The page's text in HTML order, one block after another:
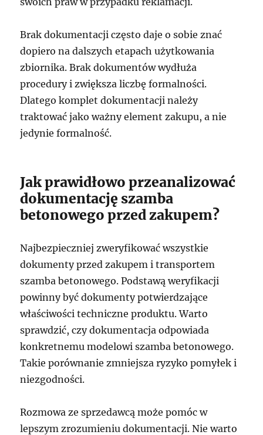
Brak dokumentacji często daje o sobie znać
dopiero na dalszych etapach użytkowania
zbiornika. Brak dokumentów wydłuża
procedury i zwiększa liczbę formalności.
Dlatego komplet dokumentacji należy
traktować jako ważny element zakupu, a nie
jedynie formalność.
Jak prawidłowo przeanalizować
dokumentację szamba
betonowego przed zakupem?
Najbezpieczniej zweryfikować wszystkie
dokumenty przed zakupem i transportem
szamba betonowego. Podstawą weryfikacji
powinny być dokumenty potwierdzające
właściwości techniczne produktu. Warto
sprawdzić, czy dokumentacja odpowiada
konkretnemu modelowi szamba betonowego.
Takie porównanie zmniejsza ryzyko pomyłek i
niezgodności.
Rozmowa ze sprzedawcą może pomóc w
lepszym zrozumieniu dokumentacji. Nie warto